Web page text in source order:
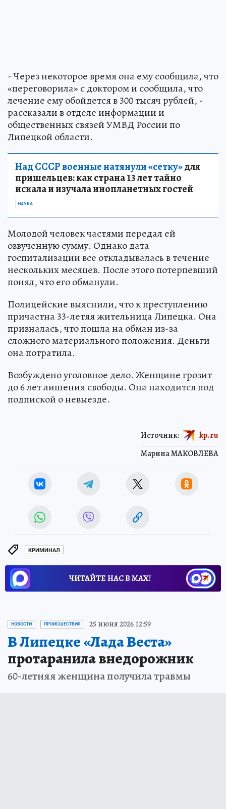
- Через некоторое время она ему сообщила, что
«переговорила» с доктором и сообщила, что
лечение ему обойдется в 300 тысяч рублей, -
рассказали в отделе информации и
общественных связей УМВД России по
Липецкой области.
Над СССР военные натянули «сетку»для
пришельцев: как страна 13 лет тайно
искала и изучала инопланетных гостей
НАУКА
Молодой человек частями передал ей
озвученную сумму. Однако дата
госпитализации все откладывалась в течение
нескольких месяцев. После этого потерпевший
понял, что его обманули.
Полицейские выяснили, что к преступлению
причастна 33-летяя жительница Липецка. Она
призналась, что пошла на обман из-за
сложного материального положения. Деньги
она потратила.
Возбуждено уголовное дело. Женщине грозит
до 6 лет лишения свободы. Она находится под
подпиской о невыезде.
Марина МАКОВЛЕВА
Источник: kp.ru
КРИМИНАЛ
ЧИТАЙТЕ НАС В МАХ!
НОВОСТИ ПРОИСШЕСТВИЯ 25 июня 2026 12:59
В Липецке «Лада Веста»
протаранила внедорожник
60-летняя женщина получила травмы